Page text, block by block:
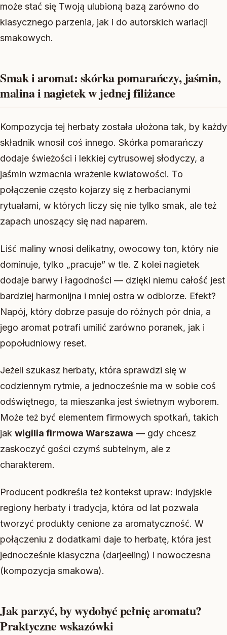
może stać się Twoją ulubioną bazą zarówno do
klasycznego parzenia, jak i do autorskich wariacji
smakowych.
Smak i aromat: skórka pomarańczy, jaśmin,
malina i nagietek w jednej filiżance
Kompozycja tej herbaty została ułożona tak, by każdy
składnik wnosił coś innego. Skórka pomarańczy
dodaje świeżości i lekkiej cytrusowej słodyczy, a
jaśmin wzmacnia wrażenie kwiatowości. To
połączenie często kojarzy się z herbacianymi
rytuałami, w których liczy się nie tylko smak, ale też
zapach unoszący się nad naparem.
Liść maliny wnosi delikatny, owocowy ton, który nie
dominuje, tylko „pracuje” w tle. Z kolei nagietek
dodaje barwy i łagodności — dzięki niemu całość jest
bardziej harmonijna i mniej ostra w odbiorze. Efekt?
Napój, który dobrze pasuje do różnych pór dnia, a
jego aromat potrafi umilić zarówno poranek, jak i
popołudniowy reset.
Jeżeli szukasz herbaty, która sprawdzi się w
codziennym rytmie, a jednocześnie ma w sobie coś
odświętnego, ta mieszanka jest świetnym wyborem.
Może też być elementem firmowych spotkań, takich
jak wigilia firmowa Warszawa — gdy chcesz
zaskoczyć gości czymś subtelnym, ale z
charakterem.
Producent podkreśla też kontekst upraw: indyjskie
regiony herbaty i tradycja, która od lat pozwala
tworzyć produkty cenione za aromatyczność. W
połączeniu z dodatkami daje to herbatę, która jest
jednocześnie klasyczna (darjeeling) i nowoczesna
(kompozycja smakowa).
Jak parzyć, by wydobyć pełnię aromatu?
Praktyczne wskazówki